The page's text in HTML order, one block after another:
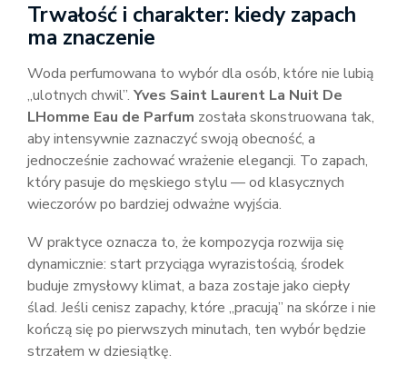
Trwałość i charakter: kiedy zapach
ma znaczenie
Woda perfumowana to wybór dla osób, które nie lubią
„ulotnych chwil”. Yves Saint Laurent La Nuit De
LHomme Eau de Parfum została skonstruowana tak,
aby intensywnie zaznaczyć swoją obecność, a
jednocześnie zachować wrażenie elegancji. To zapach,
który pasuje do męskiego stylu — od klasycznych
wieczorów po bardziej odważne wyjścia.
W praktyce oznacza to, że kompozycja rozwija się
dynamicznie: start przyciąga wyrazistością, środek
buduje zmysłowy klimat, a baza zostaje jako ciepły
ślad. Jeśli cenisz zapachy, które „pracują” na skórze i nie
kończą się po pierwszych minutach, ten wybór będzie
strzałem w dziesiątkę.